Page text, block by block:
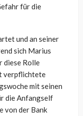
für die
und an seiner
sich Marius
diese Rolle
verpflichtete
mit seinen
die Anfangself
von der Bank